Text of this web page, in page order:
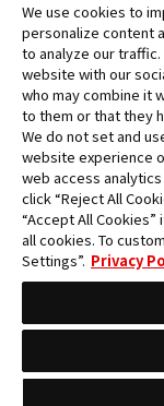
©Eiichiro Oda/
©Eiichiro Oda/
Toutes les images,
reproduits sans
Veuillez noter que
produit final, car
*Apple et le logo
Inc. en Amérique
est une marque de
*Google Play et le
ou des marques
We use cookies to
personalize content
to analyze our
website with our
who may combine it
to them or that they
We do not set and
website experience
web access
click “Reject All
“Accept All
all cookies. To
Settings”. Privacy